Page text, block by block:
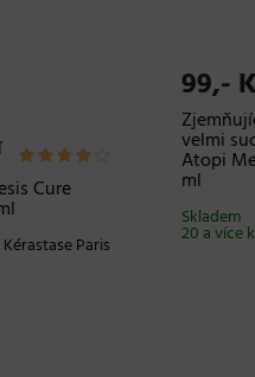
Cure
Paris
99,- Kč
velmi
Atopi
Skladem
20 a více ks